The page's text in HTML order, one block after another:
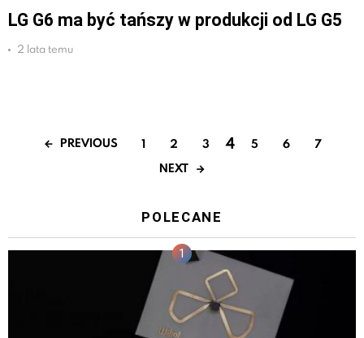
LG G6 ma być tańszy w produkcji od LG G5
2 lata temu
PREVIOUS 1 2 3 4 5 6
7
NEXT
POLECANE